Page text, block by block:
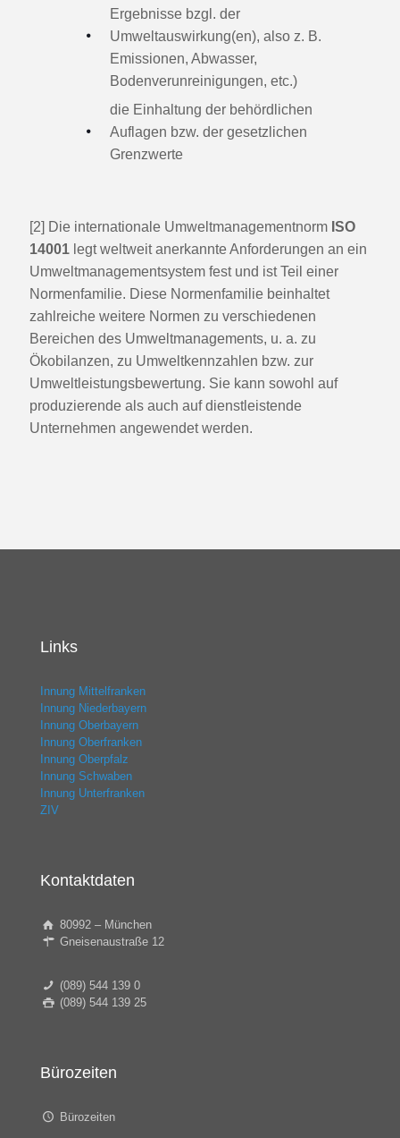
Ergebnisse bzgl. der
Umweltauswirkung(en), also z. B.
Emissionen, Abwasser,
Bodenverunreinigungen, etc.)
die Einhaltung der behördlichen
Auflagen bzw. der gesetzlichen
Grenzwerte
[2] Die internationale Umweltmanagementnorm ISO
14001 legt weltweit anerkannte Anforderungen an ein
Umweltmanagementsystem fest und ist Teil einer
Normenfamilie. Diese Normenfamilie beinhaltet
zahlreiche weitere Normen zu verschiedenen
Bereichen des Umweltmanagements, u. a. zu
Ökobilanzen, zu Umweltkennzahlen bzw. zur
Umweltleistungsbewertung. Sie kann sowohl auf
produzierende als auch auf dienstleistende
Unternehmen angewendet werden.
Links
Innung Mittelfranken
Innung Niederbayern
Innung Oberbayern
Innung Oberfranken
Innung Oberpfalz
Innung Schwaben
Innung Unterfranken
ZIV
Kontaktdaten
80992 – München
Gneisenaustraße 12
(089) 544 139 0
(089) 544 139 25
Bürozeiten
Bürozeiten